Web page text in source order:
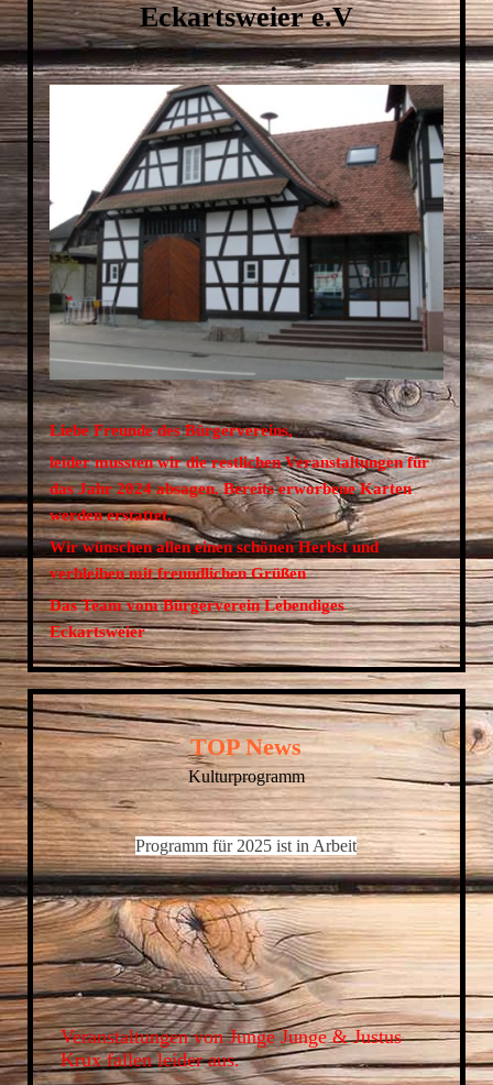
Eckartsweier e.V
Liebe Freunde des Bürgervereins,
leider mussten wir die restlichen Veranstaltungen für
das Jahr 2024 absagen. Bereits erworbene Karten
werden erstattet.
Wir wünschen allen einen schönen Herbst und
verbleiben mit freundlichen Grüßen
Das Team vom Bürgerverein Lebendiges
Eckartsweier
TOP News
Kulturprogramm
Programm für 2025 ist in Arbeit
Veranstaltungen von Junge Junge & Justus
Krux fallen leider aus.